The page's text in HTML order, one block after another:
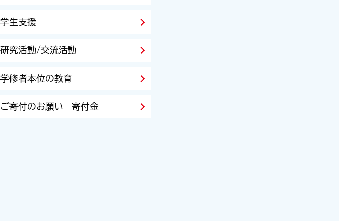
学生支援
研究活動/交流活動
学修者本位の教育
ご寄付のお願い 寄付金